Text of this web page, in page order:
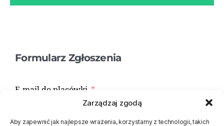
Zarządzaj zgodą
Aby zapewnić jak najlepsze wrażenia, korzystamy z technologii, takich
Formularz Zgłoszenia
E-mail do placówki